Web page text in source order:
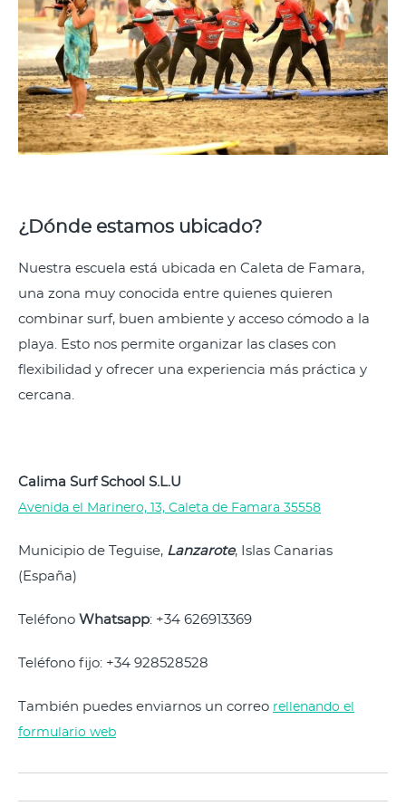
¿Dónde estamos ubicado?
Nuestra escuela está ubicada en Caleta de Famara,
una zona muy conocida entre quienes quieren
combinar surf, buen ambiente y acceso cómodo a la
playa. Esto nos permite organizar las clases con
flexibilidad y ofrecer una experiencia más práctica y
cercana.
Calima Surf School S.L.U
Avenida el Marinero, 13, Caleta de Famara 35558
Municipio de Teguise, Lanzarote, Islas Canarias
(España)
Teléfono Whatsapp: +34 626913369
Teléfono fijo: +34 928528528
También puedes enviarnos un correo rellenando el
formulario web